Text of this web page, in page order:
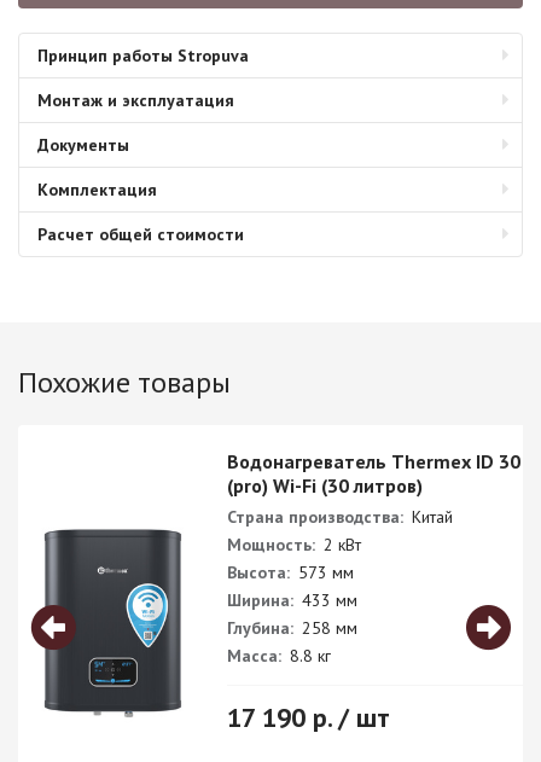
Принцип работы Stropuva
Монтаж и эксплуатация
Документы
Комплектация
Расчет общей стоимости
Похожие товары
Водонагреватель Thermex ID 30 V
(pro) Wi-Fi (30 литров)
Страна производства: Китай
Мощность: 2 кВт
Высота: 573 мм
Ширина: 433 мм
Глубина: 258 мм
Масса: 8.8 кг
17 190 р. / шт